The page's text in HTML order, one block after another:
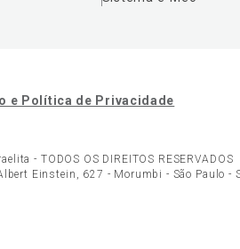
e Política de Privacidade
- TODOS OS DIREITOS RESERVADOS
Einstein, 627 - Morumbi - São Paulo -